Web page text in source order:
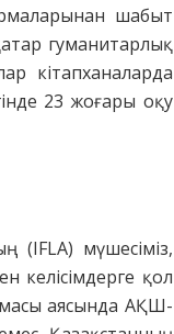
шабыт
гума­­­ни­тарлық
кітапханаларда
23 жоға­ры оқу
(IFLA) мүшесіміз,
келісімдерге қол
аясында АҚШ-